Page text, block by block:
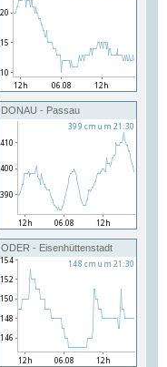
DONAU - Passau
ODER - Eisenhüttenstadt